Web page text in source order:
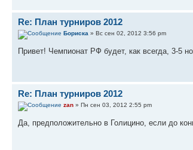
Re: План турниров 2012
Бориска » Вс сен 02, 2012 3:56 pm
Привет! Чемпионат РФ будет, как всегда, 3-5
Re: План турниров 2012
zan » Пн сен 03, 2012 2:55 pm
Да, предположительно в Голицино, если до